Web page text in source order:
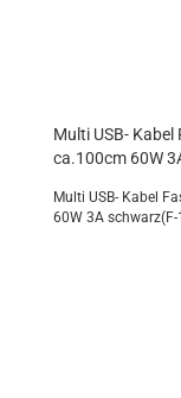
Multi USB-
ca.100cm 60W
Multi USB- Kabel
60W 3A